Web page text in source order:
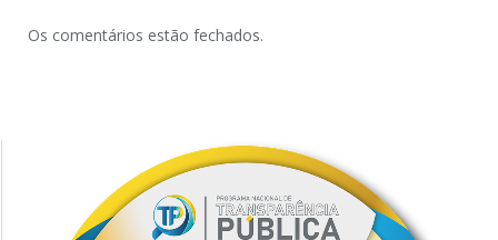
Os comentários estão fechados.